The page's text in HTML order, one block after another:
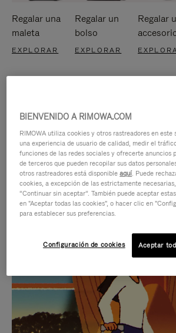
Regalar una
maleta
EXPLORAR
Regalar un
bolso
EXPLORAR
Regalar
VÍDEO
NO
ESTÁ
PAUSADO,
SONIDO
DEL
VÍDEO
ESTÁ
IDAS DE REGALO
Encuentre su
viaje ideal
BIENVENIDO A RIMOWA.COM
RIMOWA utiliza cookies y otros rastreadores en
una experiencia de usuario de calidad, medir el
funciones de las redes sociales y ofrecerte anuncios
de terceros que pueden recopilar sus datos
otros rastreadores está disponibleaquí. Puede
cookies, a excepción de las estrictamente
“Continuar sin aceptar”. También puede aceptar
en "Aceptar todas las cookies", o hacer clic en
para establecer sus preferencias.
Configuración de cookies Aceptar